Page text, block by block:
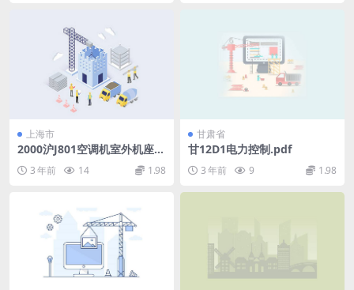
上海市
2000沪J801空调机室外机座板
3 年前 14 1.98
甘肃省
甘12D1电力控制.pdf
3 年前 9 1.98